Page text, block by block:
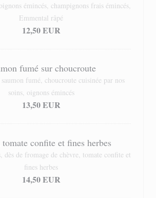
émincés, champignons frais émincés,
Emmental râpé
12,50 EUR
fumé sur choucroute
fumé, choucroute cuisinée par nos
soins, oignons émincés
13,50 EUR
confite et ﬁnes herbes
dès de fromage de chèvre, tomate confite et
fines herbes
14,50 EUR